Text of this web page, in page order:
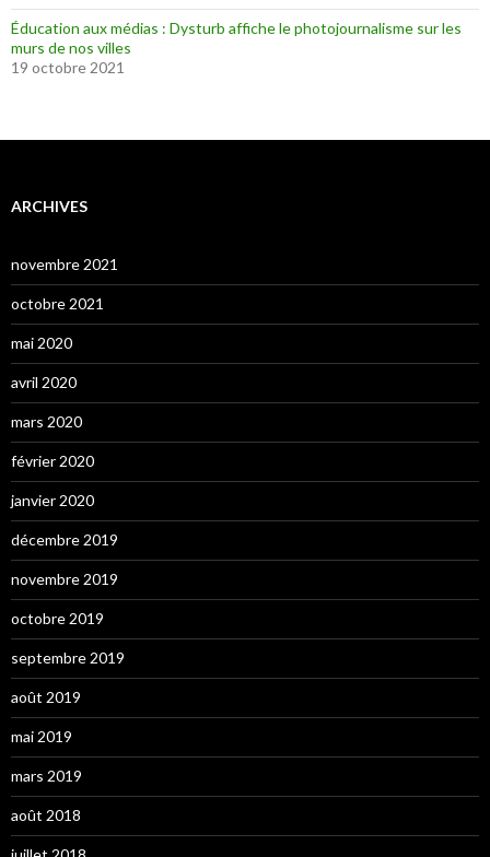
Éducation aux médias : Dysturb affiche le photojournalisme sur les
murs de nos villes
19 octobre 2021
ARCHIVES
novembre 2021
octobre 2021
mai 2020
avril 2020
mars 2020
février 2020
janvier 2020
décembre 2019
novembre 2019
octobre 2019
septembre 2019
août 2019
mai 2019
mars 2019
août 2018